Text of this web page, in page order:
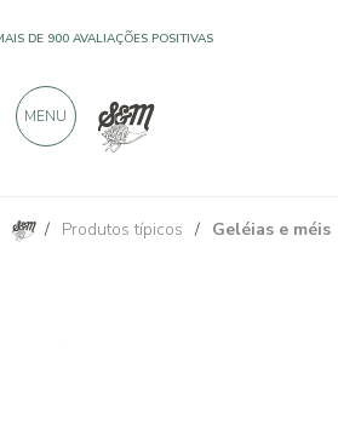
/ Produtos típicos / Geléias e méis
Geléia extra de limão e gengibre
DE 900 AVALIAÇÕES POSITIVAS
MENU